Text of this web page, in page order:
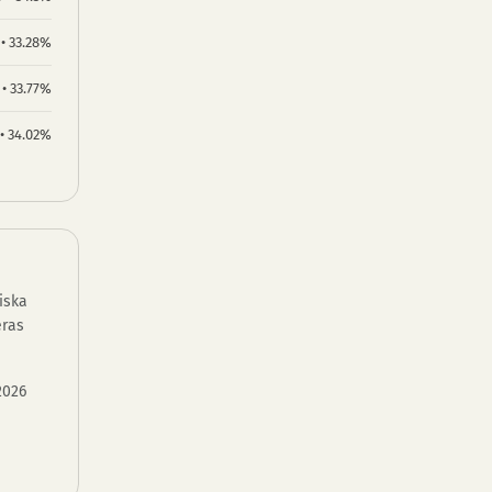
33.28%
33.77%
34.02%